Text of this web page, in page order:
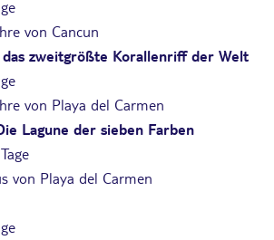
von Cancun
das zweitgrößte Korallenriff der Welt
von Playa del Carmen
Lagune der sieben Farben
von Playa del Carmen